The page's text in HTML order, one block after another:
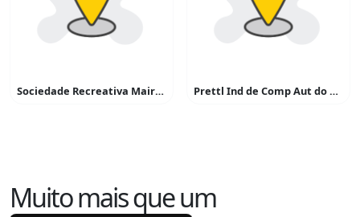
Sociedade Recreativa Mairinque Prettl Ind de Comp Aut do Brasil
Muito mais que um